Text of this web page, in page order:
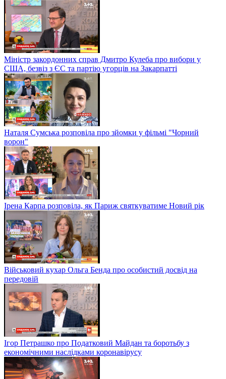
Міністр закордонних справ Дмитро Кулеба про вибори у
США, безвіз з ЄС та партію угорців на Закарпатті
Наталя Сумська розповіла про зйомки у фільмі "Чорний
ворон"
Ірена Карпа розповіла, як Париж святкуватиме Новий рік
Військовий кухар Ольга Бенда про особистий досвід на
передовій
Ігор Петрашко про Податковий Майдан та боротьбу з
економічними наслідками коронавірусу